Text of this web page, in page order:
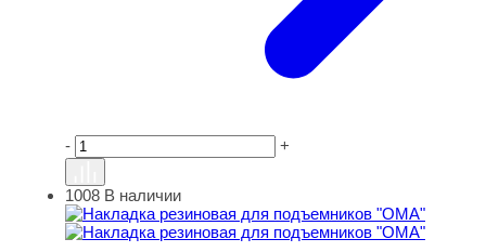
- +
Накладка резиновая для подъемников "ОМА"
1008 В наличии